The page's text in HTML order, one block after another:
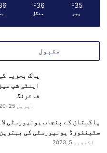
،
ی
ز
ا
35
℃
پیر
36
℃
منگل
مقبول
پاک بحریہ
اینٹی شپ
فائرنگ
اپریل 25, 2020
پاکستان کے پنجاب یونیورسٹی
سٹینفورڈ یونیورسٹی کی
اکتوبر 5, 2023